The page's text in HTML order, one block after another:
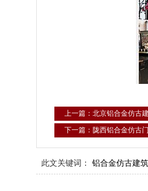
上一篇：北京铝合金仿古
下一篇：陇西铝合金仿古
此文关键词： 铝合金仿古建